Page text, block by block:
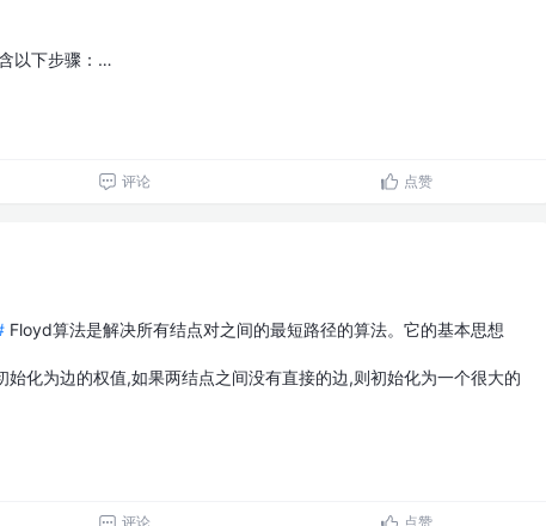
以下步骤：…
评论 点赞
Floyd算法是解决所有结点对之间的最短路径的算法。它的基本思想
始化为边的权值,如果两结点之间没有直接的边,则初始化为一个很大的
评论 点赞